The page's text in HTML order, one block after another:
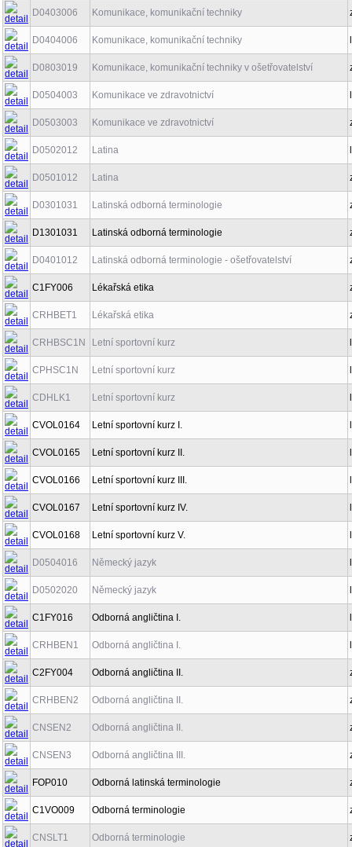
D0403006 Komunikace, komunikační techniky
D0404006 Komunikace, komunikační techniky
D0803019 Komunikace, komunikační techniky v ošetřovatelství
D0504003 Komunikace ve zdravotnictví
D0503003 Komunikace ve zdravotnictví
D0502012 Latina
D0501012 Latina
D0301031 Latinská odborná terminologie
D1301031 Latinská odborná terminologie
D0401012 Latinská odborná terminologie - ošetřovatelství
C1FY006 Lékařská etika
CRHBET1 Lékařská etika
CRHBSC1N Letní sportovní kurz
CPHSC1N Letní sportovní kurz
CDHLK1 Letní sportovní kurz
CVOL0164 Letní sportovní kurz I.
CVOL0165 Letní sportovní kurz II.
CVOL0166 Letní sportovní kurz III.
CVOL0167 Letní sportovní kurz IV.
CVOL0168 Letní sportovní kurz V.
D0504016 Německý jazyk
D0502020 Německý jazyk
C1FY016 Odborná angličtina I.
CRHBEN1 Odborná angličtina I.
C2FY004 Odborná angličtina II.
CRHBEN2 Odborná angličtina II.
CNSEN2 Odborná angličtina II.
CNSEN3 Odborná angličtina III.
FOP010 Odborná latinská terminologie
C1VO009 Odborná terminologie
CNSLT1 Odborná terminologie